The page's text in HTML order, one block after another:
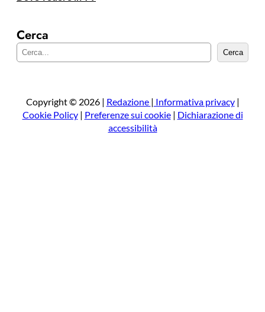
Cerca
e
a
Cerca
Copyright © 2026 | Redazione | Informativa privacy|
Cookie Policy| Preferenze sui cookie| Dichiarazione di
accessibilità